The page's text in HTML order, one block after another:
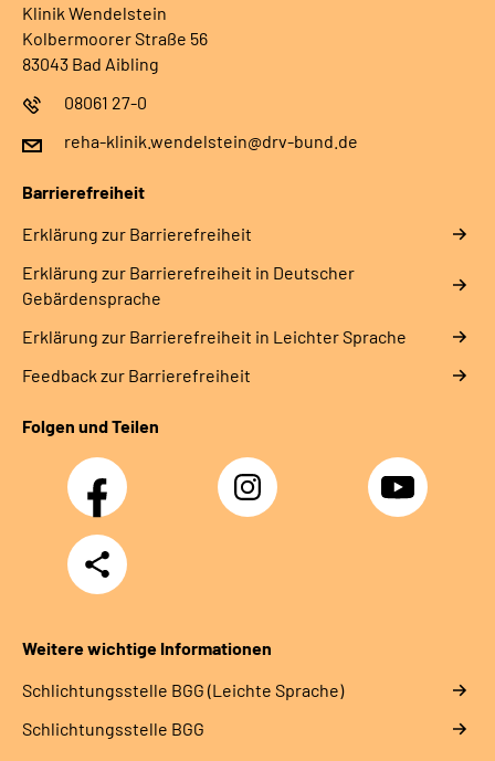
Klinik Wendelstein
Kolbermoorer Straße 56
83043 Bad Aibling
08061 27-0
reha-klinik.wendelstein@drv-bund.de
Barrierefreiheit
Erklärung zur Barrierefreiheit
Erklärung zur Barrierefreiheit in Deutscher
Gebärdensprache
Erklärung zur Barrierefreiheit in Leichter Sprache
Feedback zur Barrierefreiheit
Folgen und Teilen
Facebook Instagram YouTube
Teilen
Weitere wichtige Informationen
Schlich­tungs­stel­le BGG (Leichte Sprache)
Schlich­tungs­stel­le BGG